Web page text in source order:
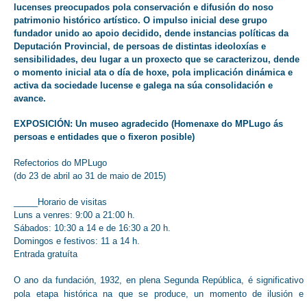
lucenses preocupados pola conservación e difusión do noso
patrimonio histórico artístico. O impulso inicial dese grupo
fundador unido ao apoio decidido, dende instancias políticas da
Deputación Provincial, de persoas de distintas ideoloxías e
sensibilidades, deu lugar a un proxecto que se caracterizou, dende
o momento inicial ata o día de hoxe, pola implicación dinámica e
activa da sociedade lucense e galega na súa consolidación e
avance.
EXPOSICIÓN: Un museo agradecido (Homenaxe do MPLugo ás
persoas e entidades que o fixeron posible)
Refectorios do MPLugo
(do 23 de abril ao 31 de maio de 2015)
_____Horario de visitas
Luns a venres: 9:00 a 21:00 h.
Sábados: 10:30 a 14 e de 16:30 a 20 h.
Domingos e festivos: 11 a 14 h.
Entrada gratuíta
O ano da fundación, 1932, en plena Segunda República, é significativo
pola etapa histórica na que se produce, un momento de ilusión e